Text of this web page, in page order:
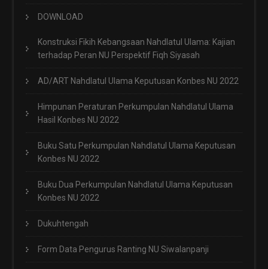
DOWNLOAD
Konstruksi Fikih Kebangsaan Nahdlatul Ulama: Kajian
terhadap Peran NU Perspektif Fiqh Siyasah
AD/ART Nahdlatul Ulama Keputusan Konbes NU 2022
Himpunan Peraturan Perkumpulan Nahdlatul Ulama
Hasil Konbes NU 2022
Buku Satu Perkumpulan Nahdlatul Ulama Keputusan
Konbes NU 2022
Buku Dua Perkumpulan Nahdlatul Ulama Keputusan
Konbes NU 2022
Dukuhtengah
Form Data Pengurus Ranting NU Siwalanpanji